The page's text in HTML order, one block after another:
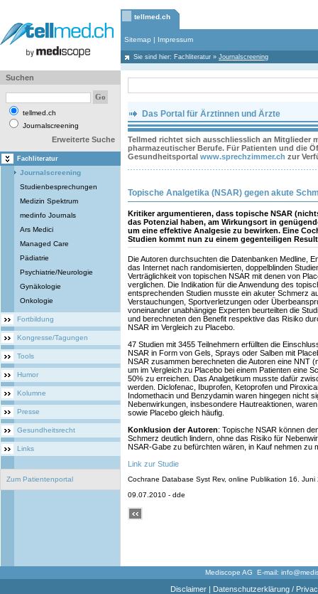
tellmed.ch
Sitemap | Impressum
Sie sind hier: Fachliteratur » Journalscreening
Suchen
tellmed.ch
Journalscreening
Erweiterte Suche
Fachliteratur
Journalscreening
Studienbesprechungen
Medizin Spektrum
medinfo Journals
Ars Medici
Managed Care
Pädiatrie
Psychiatrie/Neurologie
Gynäkologie
Onkologie
Fortbildung
Kongresse/Tagungen
Tools
Humor
Kolumne
Presse
Gesundheitsrecht
Links
Zum Patientenportal
Das Portal für Ärztinnen und Ärzte
Tellmed richtet sich ausschliesslich an Mitglieder
pharmazeutischer Berufe. Für Patienten und die
Gesundheitsportal www.sprechzimmer.ch zur
Topische Analgetika (NSAR) gegen akute
Kritiker argumentieren, dass topische NSAR
das Potenzial haben, am Wirkungsort in
um eine effektive Analgesie zu bewirken. Eine
Studien kommt nun zu einem gegenteiligen
Die Autoren durchsuchten die Datenbanken Medline,
das Internet nach randomisierten, doppelblinden
Verträglichkeit von topischen NSAR mit denen von
verglichen. Die Indikation für die Anwendung des
entsprechenden Studien musste ein akuter Schmerz
Verstauchungen, Sportverletzungen oder
voneinander unabhängige Experten beurteilten die
und berechneten den Benefit respektive das Risiko
NSAR im Vergleich zu Placebo.
47 Studien mit 3455 Teilnehmern erfüllten die
NSAR in Form von Gels, Sprays oder Salben mit
NSAR zusammen berechneten die Autoren eine NNT
um im Vergleich zu Placebo bei einem Patienten eine
50% zu erreichen. Das Analgetikum musste dafür
werden. Diclofenac, Ibuprofen, Ketoprofen und
Indomethacin und Benzydamin waren hingegen nicht
Nebenwirkungen, insbesondere Hautreaktionen,
sowie Placebo gleich häufig.
Konklusion der Autoren: Topische NSAR können
Schmerz deutlich lindern, ohne das Risiko für
NSAR-Gabe zu befürchten wären, in Kauf nehmen zu
Link zur Studie
Cochrane Database Syst Rev, online Publikation 16. Juni
09.07.2010 - dde
Mediscope AG E-mail:
Disclaimer| Datenschutzerklärung /